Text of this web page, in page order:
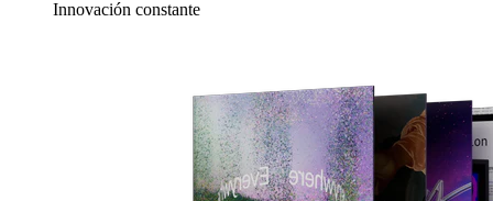
Innovación constante